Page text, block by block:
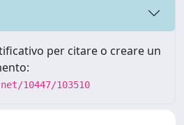
per citare o creare un
10447/103510